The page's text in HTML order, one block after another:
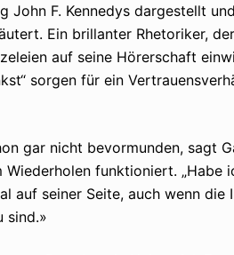
John F. Kennedys dargestellt
Ein brillanter Rhetoriker,
auf seine Hörerschaft
sorgen für ein
gar nicht bevormunden, sagt
funktioniert. „Habe
auf seiner Seite, auch wenn die
sind.»